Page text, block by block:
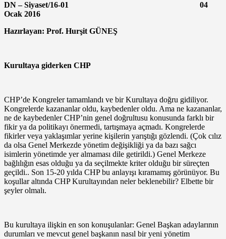
DN – Siyaset/16-01 04
Ocak 2016
Hazırlayan: Prof. Hurşit GÜNEŞ
Kurultaya giderken CHP
CHP’de Kongreler tamamlandı ve bir Kurultaya doğru gidiliyor.
Kongrelerde kazananlar oldu, kaybedenler oldu. Ama ne kazananlar,
ne de kaybedenler CHP’nin genel doğrultusu konusunda farklı bir
fikir ya da politikayı önermedi, tartışmaya açmadı. Kongrelerde
fikirler veya yaklaşımlar yerine kişilerin yarıştığı gözlendi. (Çok cılız
da olsa Genel Merkezde yönetim değişikliği ya da bazı sağcı
isimlerin yönetimde yer almaması dile getirildi.) Genel Merkeze
bağlılığın esas olduğu ya da seçilmekte kriter olduğu bir süreçten
geçildi.. Son 15-20 yılda CHP bu anlayışı kıramamış görünüyor. Bu
koşullar altında CHP Kurultayından neler beklenebilir? Elbette bir
şeyler olmalı.
Bu kurultaya ilişkin en son konuşulanlar: Genel Başkan adaylarının
durumları ve mevcut genel başkanın nasıl bir yeni yönetim